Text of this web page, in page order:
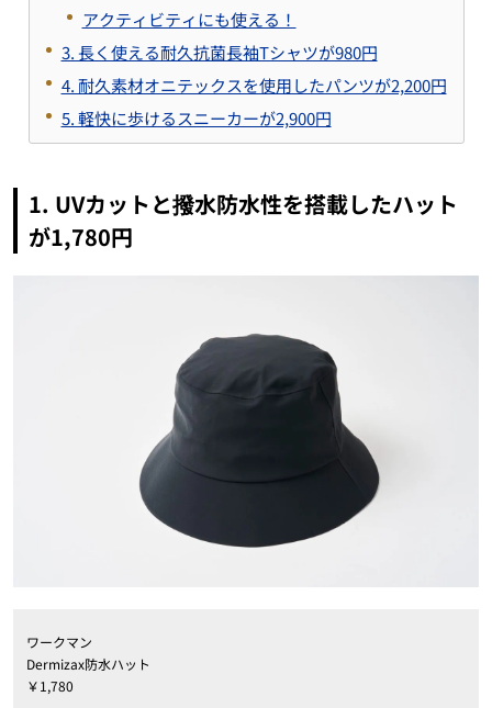
アクティビティにも使える！
3. 長く使える耐久抗菌長袖Tシャツが980円
4. 耐久素材オニテックスを使用したパンツが2,200円
5. 軽快に歩けるスニーカーが2,900円
1. UVカットと撥水防水性を搭載したハット
が1,780円
ワークマン
Dermizax防水ハット
￥1,780